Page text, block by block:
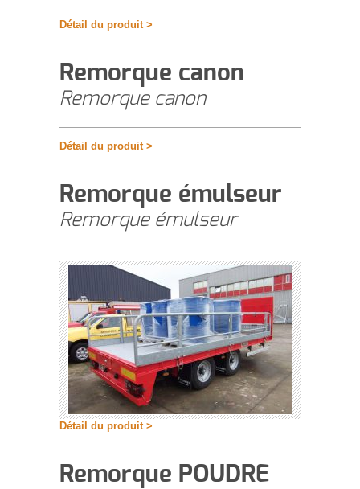
Détail du produit >
Remorque canon
Remorque canon
Détail du produit >
Remorque émulseur
Remorque émulseur
Détail du produit >
Remorque POUDRE